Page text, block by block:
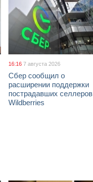
16:16 7 августа 2026
Сбер сообщил о
расширении поддержки
пострадавших селлеров
Wildberries